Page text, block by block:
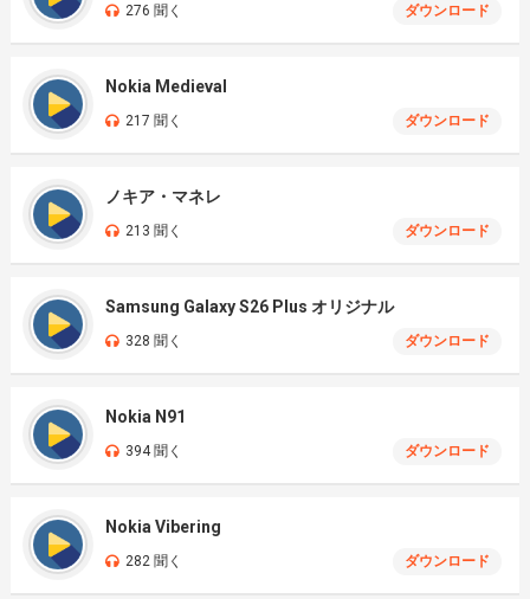
276 聞く ダウンロード
Nokia Medieval
217 聞く ダウンロード
ノキア・マネレ
213 聞く ダウンロード
Samsung Galaxy S26 Plus オリジナル
328 聞く ダウンロード
Nokia N91
394 聞く ダウンロード
Nokia Vibering
282 聞く ダウンロード